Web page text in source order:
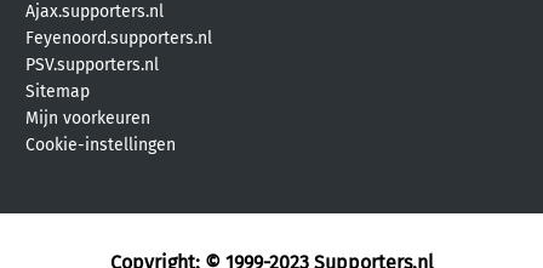
Ajax.supporters.nl
Feyenoord.supporters.nl
PSV.supporters.nl
Sitemap
Mijn voorkeuren
Cookie-instellingen
Copyright: © 1999-2023 Supporters.nl